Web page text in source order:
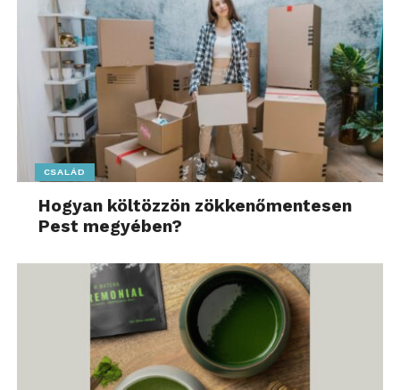
CSALÁD
Hogyan költözzön zökkenőmentesen
Pest megyében?